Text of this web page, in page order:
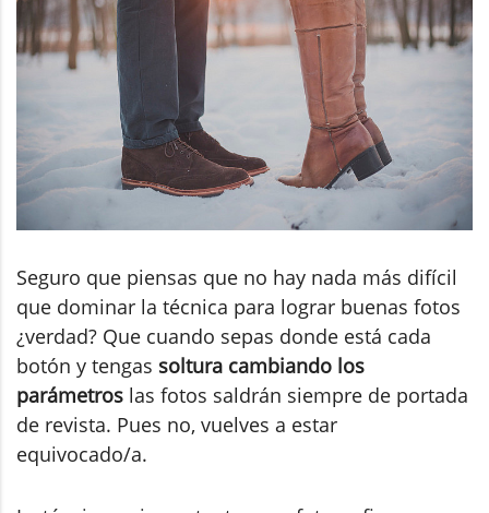
Seguro que piensas que no hay nada más difícil
que dominar la técnica para lograr buenas fotos
¿verdad? Que cuando sepas donde está cada
botón y tengas soltura cambiando los
parámetros las fotos saldrán siempre de portada
de revista. Pues no, vuelves a estar
equivocado/a.